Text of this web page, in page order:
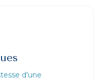
d'une